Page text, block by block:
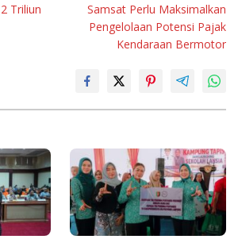
Triliun
Samsat Perlu Maksimalkan
Pengelolaan Potensi Pajak
Kendaraan Bermotor